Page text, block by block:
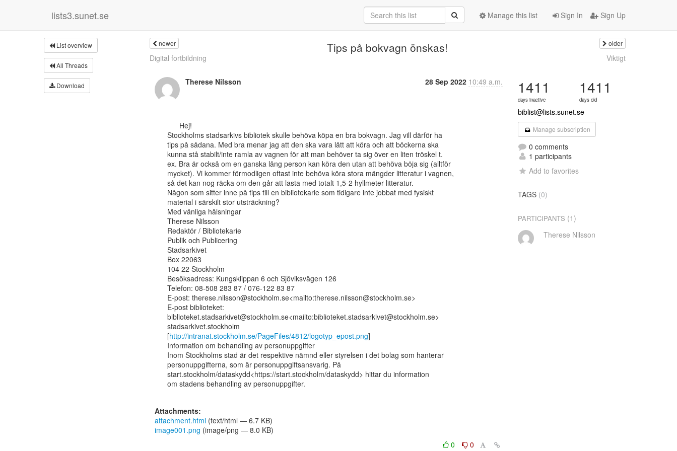
lists3.sunet.se Sign In Sign Up
Manage this list
List overview
All Threads
Download
newer Tips på bokvagn önskas! older
Digital fortbildning Viktigt
Therese Nilsson 28 Sep 2022 10:49 a.m.
Stockholms stadsarkivs bibliotek skulle behöva köpa en bra bokvagn. Jag vill därför ha
tips på sådana. Med bra menar jag att den ska vara lätt att köra och att böckerna ska
kunna stå stabilt/inte ramla av vagnen för att man behöver ta sig över en liten tröskel t.
ex. Bra är också om en ganska lång person kan köra den utan att behöva böja sig (alltför
mycket). Vi kommer förmodligen oftast inte behöva köra stora mängder litteratur i vagnen,
så det kan nog räcka om den går att lasta med totalt 1,5-2 hyllmeter litteratur.
Någon som sitter inne på tips till en bibliotekarie som tidigare inte jobbat med fysiskt
material i särskilt stor utsträckning?
Med vänliga hälsningar
Therese Nilsson
Redaktör / Bibliotekarie
Publik och Publicering
Stadsarkivet
Box 22063
104 22 Stockholm
Besöksadress: Kungsklippan 6 och Sjöviksvägen 126
Telefon: 08-508 283 87 / 076-122 83 87
E-post: therese.nilsson@stockholm.se<mailto:therese.nilsson@stockholm.se>
E-post biblioteket:
biblioteket.stadsarkivet@stockholm.se<mailto:biblioteket.stadsarkivet@stockholm.se>
stadsarkivet.stockholm
[http://intranat.stockholm.se/PageFiles/4812/logotyp_epost.png]
Information om behandling av personuppgifter
Inom Stockholms stad är det respektive nämnd eller styrelsen i det bolag som hanterar
personuppgifterna, som är personuppgiftsansvarig. På
start.stockholm/dataskydd<https://start.stockholm/dataskydd> hittar du information
om stadens behandling av personuppgifter.
Attachments:
attachment.html (text/html — 6.7 KB)
image001.png (image/png — 8.0 KB)
0
0
1411
days inactive
1411
days old
biblist@lists.sunet.se
Manage subscription
0 comments
1 participants
Add to favorites
TAGS (0)
PARTICIPANTS (1)
Therese Nilsson